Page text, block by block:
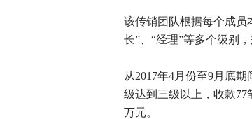
该传销团队根据每个成员
长”、“经理”等多个级别
从2017年4月份至9月底
级达到三级以上，收款77
万元。